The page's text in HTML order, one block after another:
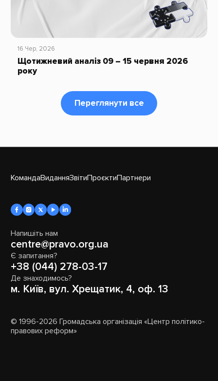
16 Чер, 2026
Щотижневий аналіз 09 – 15 червня 2026
року
Переглянути все
КомандаВиданняЗвітиПроєктиПартнери
Напишіть нам
centre@pravo.org.ua
Є запитання?
+38 (044) 278-03-17
Де знаходимось?
м. Київ, вул. Хрещатик, 4, оф. 13
© 1996-2026 Громадська організація «Центр політико-
правових реформ»